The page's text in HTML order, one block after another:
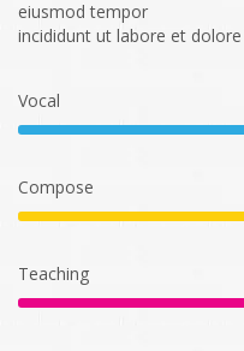
eiusmod tempor
incididunt ut labore et
Vocal
Compose
Teaching